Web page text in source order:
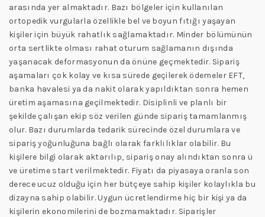
arasında yer almaktadır. Bazı bölgeler için kullanılan
ortopedik vurgularla özellikle bel ve boyun fıtığı yaşayan
kişiler için büyük rahatlık sağlamaktadır. Minder bölümünün
orta sertlikte olması rahat oturum sağlamanın dışında
yaşanacak deformasyonun da önüne geçmektedir. Sipariş
aşamaları çok kolay ve kısa sürede geçilerek ödemeler EFT,
banka havalesi ya da nakit olarak yapıldıktan sonra hemen
üretim aşamasına geçilmektedir. Disiplinli ve planlı bir
şekilde çalışan ekip söz verilen günde sipariş tamamlanmış
olur. Bazı durumlarda tedarik sürecinde özel durumlara ve
sipariş yoğunluğuna bağlı olarak farklılıklar olabilir. Bu
kişilere bilgi olarak aktarılıp, sipariş onay alındıktan sonra ü
ve üretime start verilmektedir. Fiyatı da piyasaya oranla son
derece ucuz olduğu için her bütçeye sahip kişiler kolaylıkla bu
dizayna sahip olabilir. Uygun ücretlendirme hiç bir kişi ya da
kişilerin ekonomilerini de bozmamaktadır. Siparişler